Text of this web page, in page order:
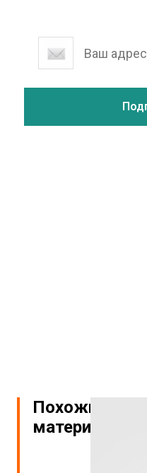
Похожие
материалы